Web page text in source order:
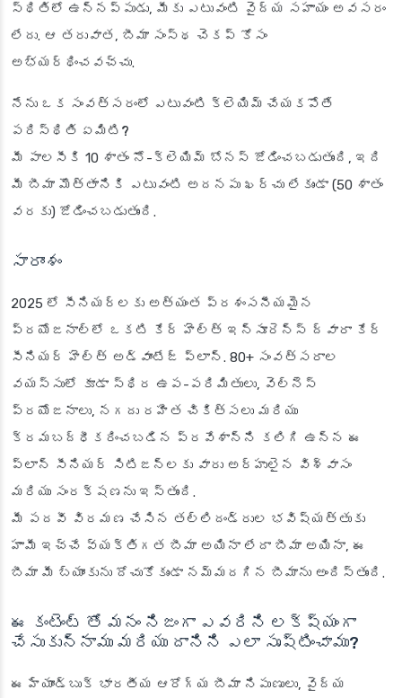
స్థితిలో ఉన్నప్పుడు, మీకు ఎటువంటి వైద్య సహాయం అవసరం
లేదు. ఆ తరువాత, బీమా సంస్థ చెకప్ కోసం
అభ్యర్థించవచ్చు.
నేను ఒక సంవత్సరంలో ఎటువంటి క్లెయిమ్ చేయకపోతే
పరిస్థితి ఏమిటి?
మీ పాలసీకి 10 శాతం నో-క్లెయిమ్ బోనస్ జోడించబడుతుంది, ఇది
మీ బీమా మొత్తానికి ఎటువంటి అదనపు ఖర్చు లేకుండా (50 శాతం
వరకు) జోడించబడుతుంది.
సారాంశం
2025 లో సీనియర్లకు అత్యంత ప్రశంసనీయమైన
ప్రయోజనాల్లో ఒకటి కేర్ హెల్త్ ఇన్సూరెన్స్ ద్వారా కేర్
సీనియర్ హెల్త్ అడ్వాంటేజ్ ప్లాన్. 80+ సంవత్సరాల
వయస్సులో కూడా స్థిర ఉప-పరిమితులు, వెల్నెస్
ప్రయోజనాలు, నగదు రహిత చికిత్సలు మరియు
క్రమబద్ధీకరించబడిన ప్రవేశాన్ని కలిగి ఉన్న ఈ
ప్లాన్ సీనియర్ సిటిజన్లకు వారు అర్హులైన విశ్వాసం
మరియు సంరక్షణను ఇస్తుంది.
మీ పదవీ విరమణ చేసిన తల్లిదండ్రుల భవిష్యత్తుకు
హామీ ఇచ్చే వ్యక్తిగత బీమా అయినా లేదా బీమా అయినా, ఈ
బీమా మీ బ్యాంకును దోచుకోకుండా నమ్మదగిన బీమాను అందిస్తుంది.
ఈ కంటెంట్ తో మనం నిజంగా ఎవరిని లక్ష్యంగా
చేసుకున్నాము మరియు దానిని ఎలా సృష్టించాము?
ఈ హ్యాండ్‌బుక్ భారతీయ ఆరోగ్య బీమా నిపుణులు, వైద్య